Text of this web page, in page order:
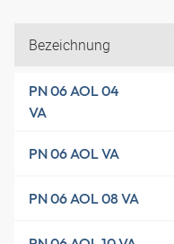
Bezeichnung
PN 06 AOL 04
VA
PN 06 AOL VA
PN 06 AOL 08 VA